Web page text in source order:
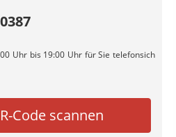
Uhr bis 19:00 Uhr für Sie telefonsich
Code scannen